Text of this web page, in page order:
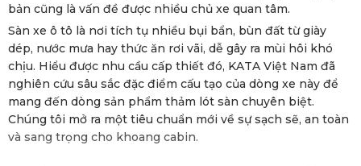
bản cũng là vấn đề được nhiều chủ xe quan tâm.
Sàn xe ô tô là nơi tích tụ nhiều bụi bẩn, bùn đất từ giày
dép, nước mưa hay thức ăn rơi vãi, dễ gây ra mùi hôi khó
chịu. Hiểu được nhu cầu cấp thiết đó, KATA Việt Nam đã
nghiên cứu sâu sắc đặc điểm cấu tạo của dòng xe này để
mang đến dòng sản phẩm thảm lót sàn chuyên biệt.
Chúng tôi mở ra một tiêu chuẩn mới về sự sạch sẽ, an toàn
và sang trọng cho khoang cabin.